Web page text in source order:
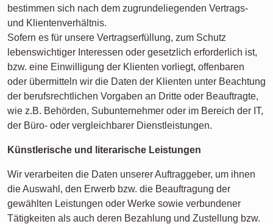
bestimmen sich nach dem zugrundeliegenden Vertrags-
und Klientenverhältnis.
Sofern es für unsere Vertragserfüllung, zum Schutz
lebenswichtiger Interessen oder gesetzlich erforderlich ist,
bzw. eine Einwilligung der Klienten vorliegt, offenbaren
oder übermitteln wir die Daten der Klienten unter Beachtung
der berufsrechtlichen Vorgaben an Dritte oder Beauftragte,
wie z.B. Behörden, Subunternehmer oder im Bereich der IT,
der Büro- oder vergleichbarer Dienstleistungen.
Künstlerische und literarische Leistungen
Wir verarbeiten die Daten unserer Auftraggeber, um ihnen
die Auswahl, den Erwerb bzw. die Beauftragung der
gewählten Leistungen oder Werke sowie verbundener
Tätigkeiten als auch deren Bezahlung und Zustellung bzw.